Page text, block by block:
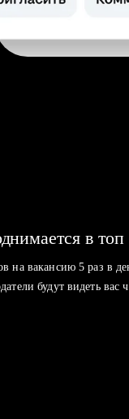
в топ
на вакансию 5 раз в
будут видеть вас